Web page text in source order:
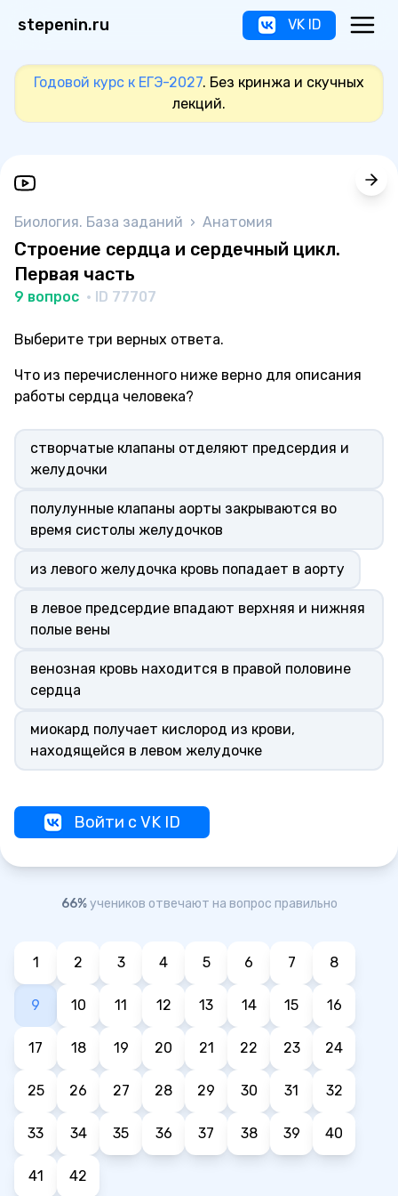
stepenin.ru VK ID
Годовой курс к ЕГЭ-2027. Без кринжа и скучных
лекций.
Биология. База заданий › Анатомия
Строение сердца и сердечный цикл.
Первая часть
9 вопрос · ID 77707
Выберите три верных ответа.
Что из перечисленного ниже верно для описания
работы сердца человека?
створчатые клапаны отделяют предсердия и
желудочки
полулунные клапаны аорты закрываются во
время систолы желудочков
из левого желудочка кровь попадает в аорту
в левое предсердие впадают верхняя и нижняя
полые вены
венозная кровь находится в правой половине
сердца
миокард получает кислород из крови,
находящейся в левом желудочке
Войти с VK ID
66%учеников отвечают на вопрос правильно
1 2 3 4 5 6 7 8
9 10 11 12 13 14 15 16
17 18 19 20 21 22 23 24
25 26 27 28 29 30 31 32
33 34 35 36 37 38 39 40
41 42